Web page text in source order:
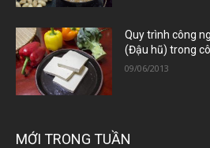
Quy trình công
(Đậu hũ) trong
09/06/2013
MỚI TRONG TUẦN